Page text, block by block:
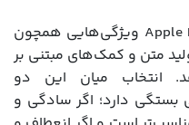
در سوی دیگر، اپل با Apple Intelligence ویژگی‌هایی همچون
متن و کمک‌های مبتنی بر
انتخاب میان این دو
دارد؛ اگر سادگی و